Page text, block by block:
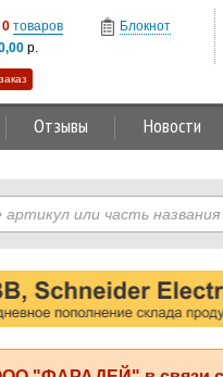
Отзывы Новости
0 товаров
р.
Блокнот